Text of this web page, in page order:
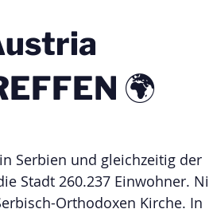
🌍
Serbien und gleichzeitig der
Stadt 260.237 Einwohner.
Orthodoxen Kirche. In